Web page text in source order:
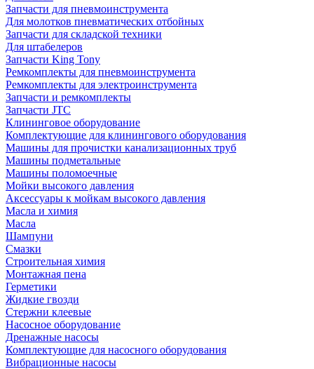
Запчасти для пневмоинструмента
Для молотков пневматических отбойных
Запчасти для складской техники
Для штабелеров
Запчасти King Tony
Ремкомплекты для пневмоинструмента
Ремкомплекты для электроинструмента
Запчасти и ремкомплекты
Запчасти JTC
Клининговое оборудование
Комплектующие для клинингового оборудования
Машины для прочистки канализационных труб
Машины подметальные
Машины поломоечные
Мойки высокого давления
Аксессуары к мойкам высокого давления
Масла и химия
Масла
Шампуни
Смазки
Строительная химия
Монтажная пена
Герметики
Жидкие гвозди
Стержни клеевые
Насосное оборудование
Дренажные насосы
Комплектующие для насосного оборудования
Вибрационные насосы